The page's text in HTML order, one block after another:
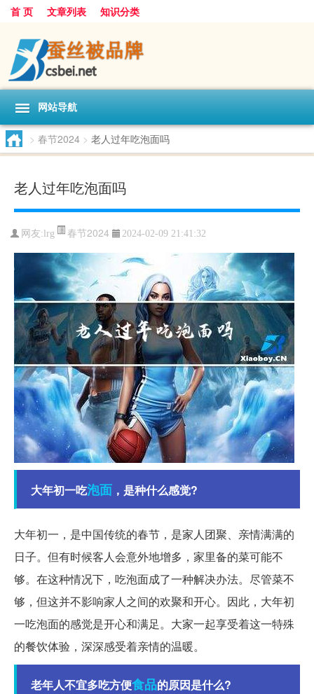
首 页 文章列表 知识分类
网站导航
> 春节2024 > 老人过年吃泡面吗
老人过年吃泡面吗
网友:lrg 春节2024 2024-02-09 21:41:32
大年初一吃泡面 ，是种什么感觉?
大年初一，是中国传统的春节，是家人团聚、亲情满满的
日子。但有时候客人会意外地增多，家里备的菜可能不
够。在这种情况下，吃泡面成了一种解决办法。尽管菜不
够，但这并不影响家人之间的欢聚和开心。因此，大年初
一吃泡面的感觉是开心和满足。大家一起享受着这一特殊
的餐饮体验，深深感受着亲情的温暖。
老年人不宜多吃方便食品的原因是什么?